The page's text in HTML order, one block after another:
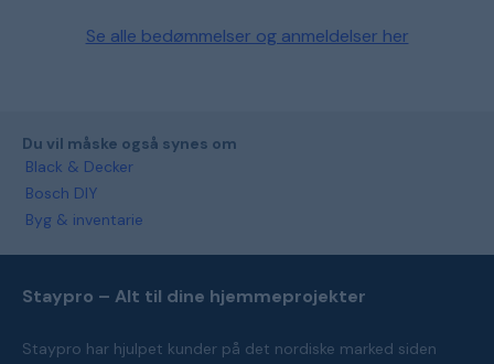
Se alle bedømmelser og anmeldelser her
Du vil måske også synes om
Black & Decker
Bosch DIY
Byg & inventarie
Staypro – Alt til dine hjemmeprojekter
Staypro har hjulpet kunder på det nordiske marked siden